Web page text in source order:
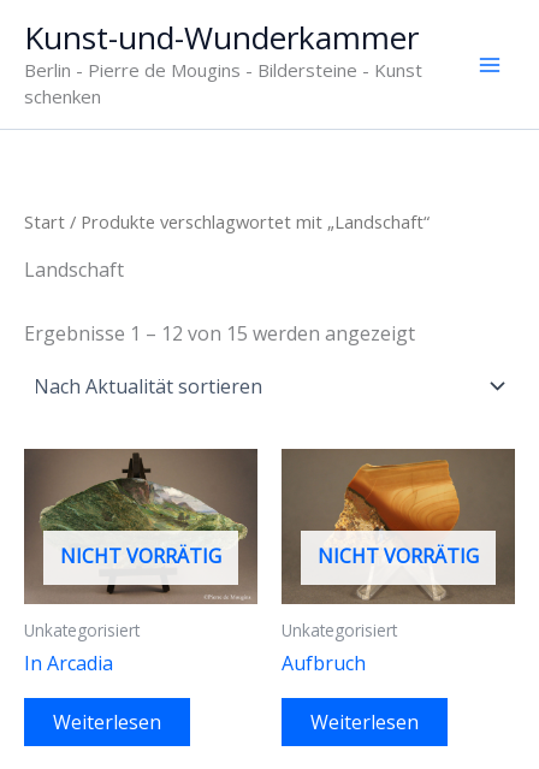
Inhalt
springen
Kunst-und-Wunderkammer
Berlin - Pierre de Mougins - Bildersteine - Kunst
schenken
Start / Produkte verschlagwortet mit „Landschaft“
Landschaft
Ergebnisse 1 – 12 von 15 werden angezeigtNach
NICHT VORRÄTIG
Unkategorisiert
In Arcadia
Weiterlesen
NICHT VORRÄTIG
Unkategorisiert
Aufbruch
Weiterlesen